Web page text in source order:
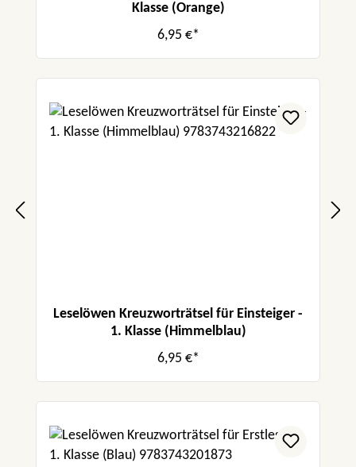
Klasse (Orange)
6,95 €*
Leselöwen Kreuzworträtsel für Einsteiger -
1. Klasse (Himmelblau)
6,95 €*